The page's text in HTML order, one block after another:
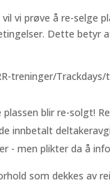
vi prøve å re-selge
Dette betyr
treninger/
blir re-solgt!
innbetalt
- men plikter da å
som dekkes av